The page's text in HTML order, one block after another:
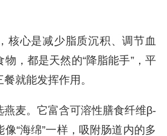
核心是减少脂质沉积、调节血
，都是天然的“降脂能手”，平
就能发挥作用。
麦。它富含可溶性膳食纤维β-
“海绵”一样，吸附肠道内的多